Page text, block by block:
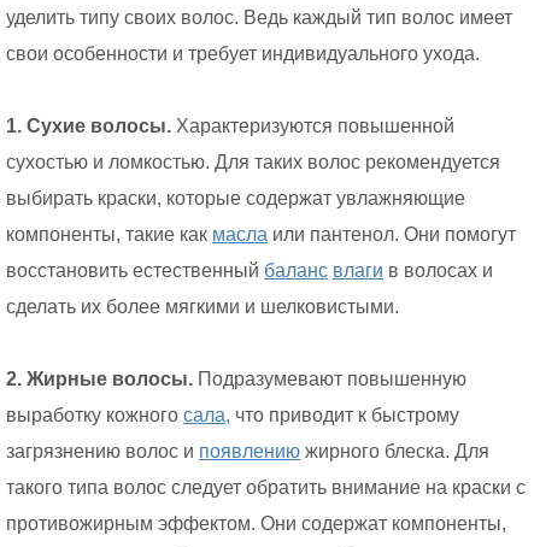
уделить типу своих волос. Ведь каждый тип волос имеет
свои особенности и требует индивидуального ухода.
1. Сухие волосы. Характеризуются повышенной
сухостью и ломкостью. Для таких волос рекомендуется
выбирать краски, которые содержат увлажняющие
компоненты, такие как масла или пантенол. Они помогут
восстановить естественный баланс влаги в волосах и
сделать их более мягкими и шелковистыми.
2. Жирные волосы. Подразумевают повышенную
выработку кожного сала, что приводит к быстрому
загрязнению волос и появлению жирного блеска. Для
такого типа волос следует обратить внимание на краски с
противожирным эффектом. Они содержат компоненты,